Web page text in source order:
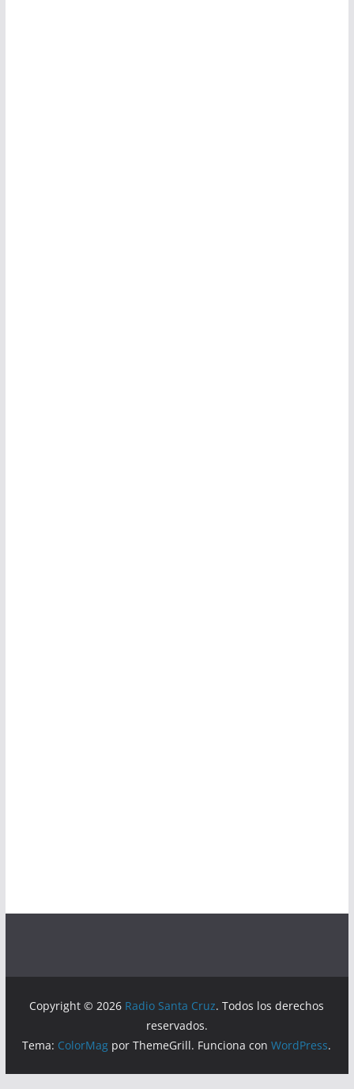
Copyright © 2026 Radio Santa Cruz. Todos los derechos
reservados.
Tema: ColorMag por ThemeGrill. Funciona conWordPress.